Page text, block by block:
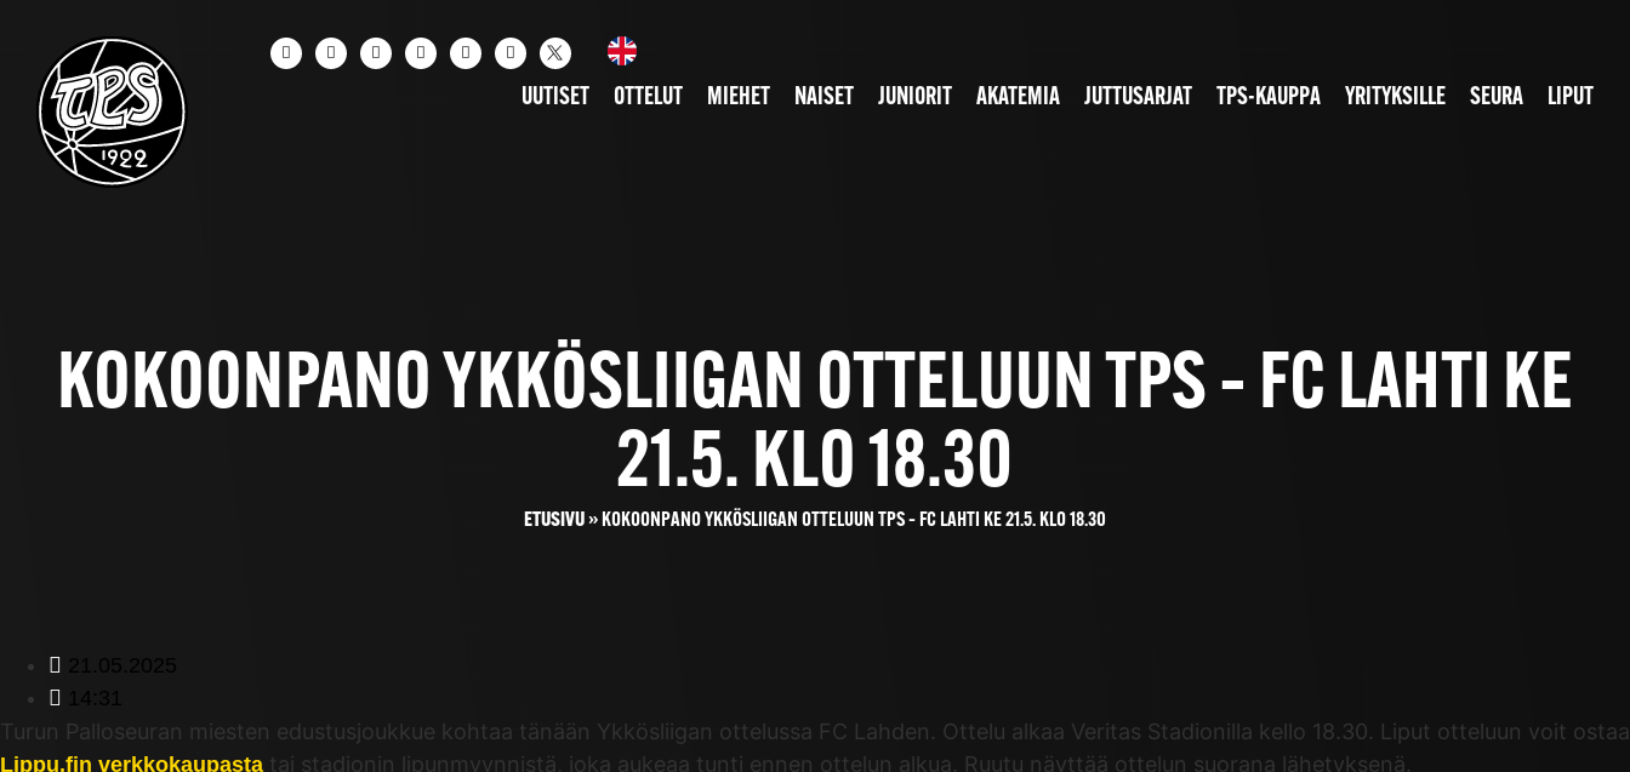
UUTISET OTTELUT MIEHET NAISET JUNIORIT AKATEMIA JUTTUSARJAT TPS-KAUPPA YRITYKSILLE SEURA LIPUT
KOKOONPANO YKKÖSLIIGAN OTTELUUN TPS – FC LAHTI KE
21.5. KLO 18.30
ETUSIVU» KOKOONPANO YKKÖSLIIGAN OTTELUUN TPS – FC LAHTI KE 21.5. KLO 18.30
Turun Palloseuran miesten edustusjoukkue kohtaa tänään Ykkösliigan ottelussa FC Lahden. Ottelu alkaa Veritas Stadionilla kello 18.30. Liput otteluun voit ostaa
Lippu.fin verkkokaupasta tai stadionin lipunmyynnistä, joka aukeaa tunti ennen ottelun alkua. Ruutu näyttää ottelun suorana lähetyksenä.